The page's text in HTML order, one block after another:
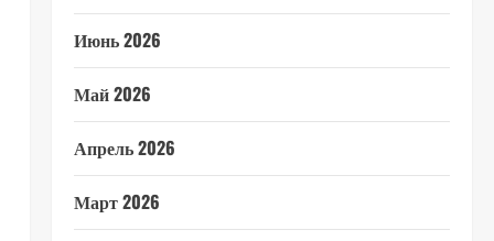
Июнь 2026
Май 2026
Апрель 2026
Март 2026